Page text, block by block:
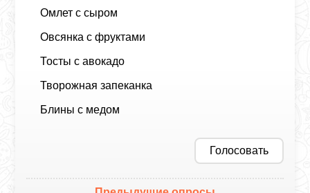
Омлет с сыром
Овсянка с фруктами
Тосты с авокадо
Творожная запеканка
Блины с медом
Голосовать